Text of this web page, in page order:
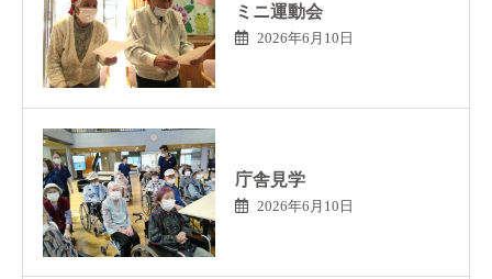
ミニ運動会
2026年6月10日
庁舎見学
2026年6月10日